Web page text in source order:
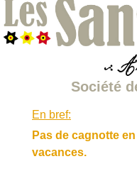
Société
En bref:
Pas de cagnotte
vacances.